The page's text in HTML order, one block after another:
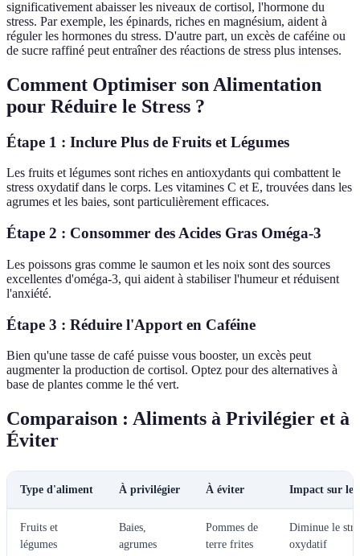
significativement abaisser les niveaux de cortisol, l'hormone du
stress. Par exemple, les épinards, riches en magnésium, aident à
réguler les hormones du stress. D'autre part, un excès de caféine ou
de sucre raffiné peut entraîner des réactions de stress plus intenses.
Comment Optimiser son Alimentation
pour Réduire le Stress ?
Étape 1 : Inclure Plus de Fruits et Légumes
Les fruits et légumes sont riches en antioxydants qui combattent le
stress oxydatif dans le corps. Les vitamines C et E, trouvées dans les
agrumes et les baies, sont particulièrement efficaces.
Étape 2 : Consommer des Acides Gras Oméga-3
Les poissons gras comme le saumon et les noix sont des sources
excellentes d'oméga-3, qui aident à stabiliser l'humeur et réduisent
l'anxiété.
Étape 3 : Réduire l'Apport en Caféine
Bien qu'une tasse de café puisse vous booster, un excès peut
augmenter la production de cortisol. Optez pour des alternatives à
base de plantes comme le thé vert.
Comparaison : Aliments à Privilégier et à
Éviter
Type d'aliment À privilégier À éviter Impact sur le
Fruits et
légumes
Baies,
agrumes
Pommes de
terre frites
Diminue le
oxydatif